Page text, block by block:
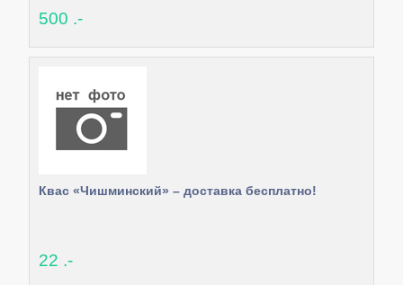
500 .-
Квас «Чишминский» – доставка бесплатно!
22 .-